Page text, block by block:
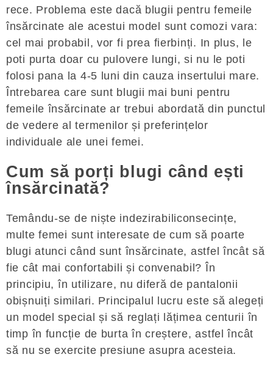
rece. Problema este dacă blugii pentru femeile
însărcinate ale acestui model sunt comozi vara:
cel mai probabil, vor fi prea fierbinți. In plus, le
poti purta doar cu pulovere lungi, si nu le poti
folosi pana la 4-5 luni din cauza insertului mare.
Întrebarea care sunt blugii mai buni pentru
femeile însărcinate ar trebui abordată din punctul
de vedere al termenilor și preferințelor
individuale ale unei femei.
Cum să porți blugi când ești
însărcinată?
Temându-se de niște indezirabiliconsecințe,
multe femei sunt interesate de cum să poarte
blugi atunci când sunt însărcinate, astfel încât să
fie cât mai confortabili și convenabil? În
principiu, în utilizare, nu diferă de pantalonii
obișnuiți similari. Principalul lucru este să alegeți
un model special și să reglați lățimea centurii în
timp în funcție de burta în creștere, astfel încât
să nu se exercite presiune asupra acesteia.